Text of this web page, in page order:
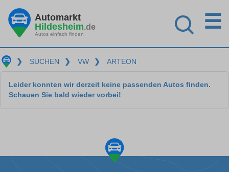
Automarkt
Hildesheim.de
Autos einfach finden
☰
❯ SUCHEN ❯ VW ❯ ARTEON
Leider konnten wir derzeit keine passenden Autos finden.
Schauen Sie bald wieder vorbei!